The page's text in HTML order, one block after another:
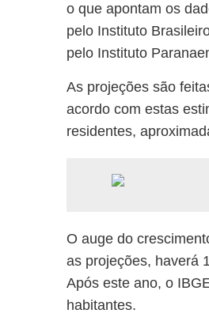
o que apontam os
pelo Instituto
pelo Instituto
As projeções são
acordo com estas
residentes,
O auge do
as projeções, haverá
Após este ano, o
habitantes.